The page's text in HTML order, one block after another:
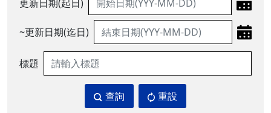
更新日期(起日)
~更新日期(迄日)
標題
查詢 重設